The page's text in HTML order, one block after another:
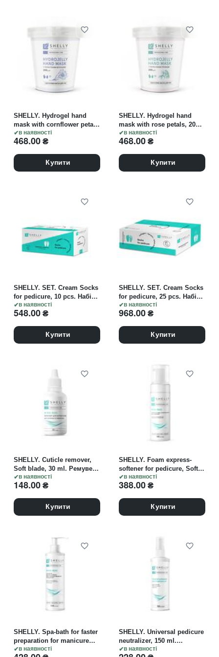
в наявності
SHELLY. Hydrogel hand
mask with cornflower petals
200 g. Гідрогелева маска
для рук з пелюстками
468.00₴
Купити
в наявності
SHELLY. Hydrogel hand
mask with rose petals, 200
g. Гідрогелева маска для
рук з пелюстками троянди
468.00₴
Купити
в наявності
SHELLY. SET. Cream Socks
for pedicure, 10 pcs. Набір
кремових шкарпеток, 10
шт.
548.00₴
Купити
в наявності
SHELLY. SET. Cream Socks
for pedicure, 25 pcs. Набір
кремових шкарпеток, 25
шт.
968.00₴
Купити
в наявності
SHELLY. Cuticle remover,
Soft blade, 30 ml. Ремувер
для кутикули "М'яке лезо"
148.00₴
Купити
в наявності
SHELLY. Foam express-
softener for pedicure, Soft
blade, 150 ml. Пінний
експрес-розм'якшувач для
388.00₴
Купити
в наявності
SHELLY. Spa-bath for faster
preparation for manicure
and pedicure, Soft blade,
в наявності
SHELLY. Universal pedicure
neutralizer, 150 ml.
Універсальний